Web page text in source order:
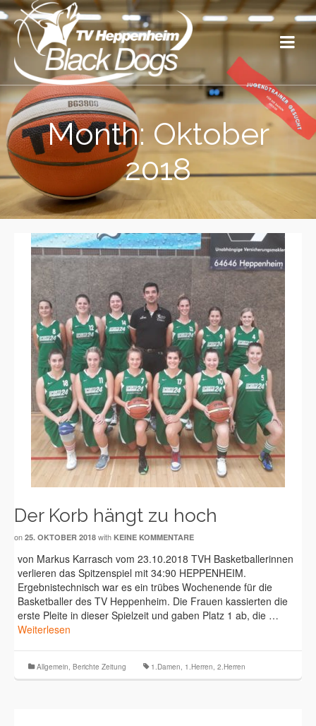
Month: Oktober
2018
Der Korb hängt zu hoch
on 25. OKTOBER 2018 with KEINE KOMMENTARE
von Markus Karrasch vom 23.10.2018 TVH Basketballerinnen
verlieren das Spitzenspiel mit 34:90 HEPPENHEIM.
Ergebnistechnisch war es ein trübes Wochenende für die
Basketballer des TV Heppenheim. Die Frauen kassierten die
erste Pleite in dieser Spielzeit und gaben Platz 1 ab, die …
Weiterlesen
Allgemein, Berichte Zeitung 1.Damen, 1.Herren, 2.Herren